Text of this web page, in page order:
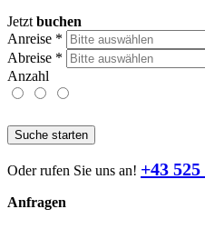
Jetzt buchen
Anreise *
Abreise *
Anzahl
Suche starten
Oder rufen Sie uns an! +43 525
Anfragen